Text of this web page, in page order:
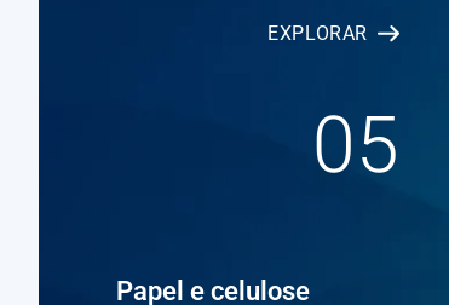
EXPLORAR
05
Papel e celulose